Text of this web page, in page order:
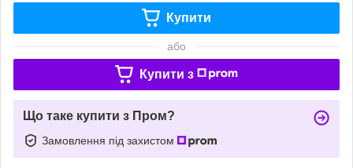
Купити
або
Купити з
Що таке купити з Пром?
Замовлення під захистом